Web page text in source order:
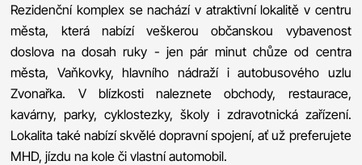
Rezidenční komplex se nachází v atraktivní lokalitě v centru
města, která nabízí veškerou občanskou vybavenost
doslova na dosah ruky - jen pár minut chůze od centra
města, Vaňkovky, hlavního nádraží i autobusového uzlu
Zvonařka. V blízkosti naleznete obchody, restaurace,
kavárny, parky, cyklostezky, školy i zdravotnická zařízení.
Lokalita také nabízí skvělé dopravní spojení, ať už preferujete
MHD, jízdu na kole či vlastní automobil.